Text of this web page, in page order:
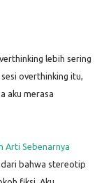
lebih sering
overthinking itu,
aku merasa
Arti Sebenarnya
bahwa stereotip